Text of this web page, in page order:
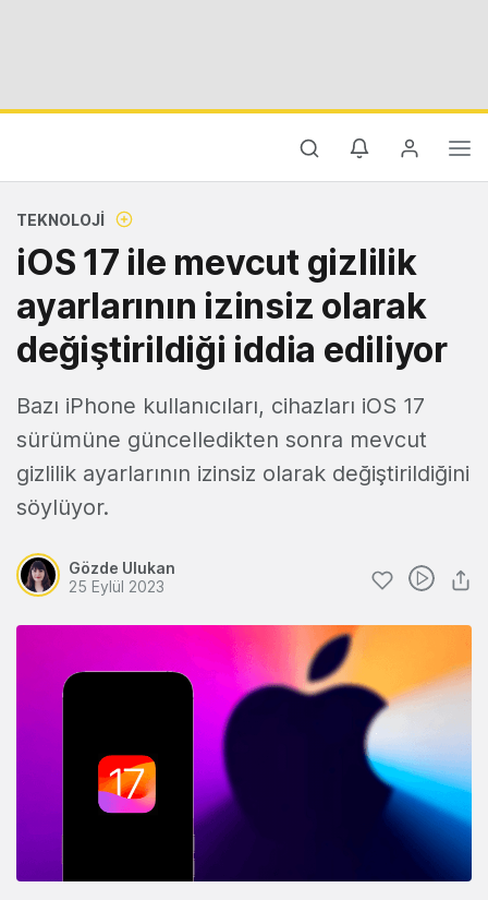
TEKNOLOJI
iOS 17 ile mevcut gizlilik
ayarlarının izinsiz olarak
değiştirildiği iddia ediliyor
Bazı iPhone kullanıcıları, cihazları iOS 17
sürümüne güncelledikten sonra mevcut
gizlilik ayarlarının izinsiz olarak değiştirildiğini
söylüyor.
Gözde Ulukan
25 Eylül 2023